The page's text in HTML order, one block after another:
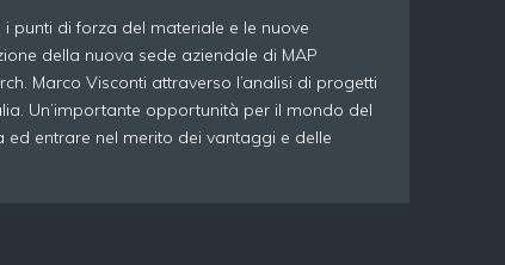
punti di forza del materiale e le nuove
della nuova sede aziendale di MAP
Marco Visconti attraverso l’analisi di progetti
Un’importante opportunità per il mondo del
ed entrare nel merito dei vantaggi e delle